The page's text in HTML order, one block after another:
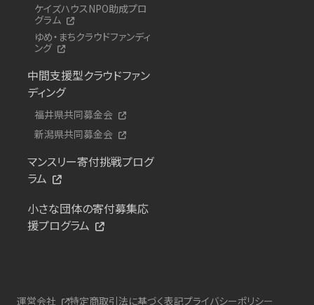
ケイズハウスNPO助成プロ
グラム
ゆめ・まちクラウドファンディ
ング
中間支援型クラウドファン
ディング
福井県共同募金会
新潟県共同募金会
マンスリー寄付挑戦プログ
ラム
小さな団体の寄付募集応
援プログラム
運営会社 特定商取引法に基づく表記プライバシーポリシー